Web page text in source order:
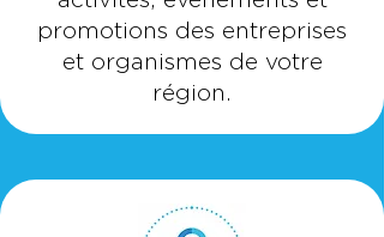
promotions des entreprises
et organismes de votre
région.